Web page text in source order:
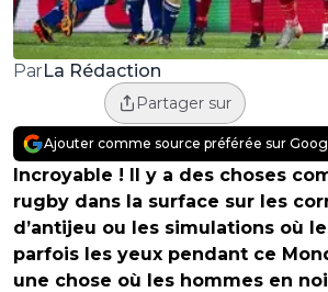
ParLa Rédaction
Partager sur
Ajouter comme source préférée sur
Incroyable ! Il y a des choses
rugby dans la surface sur les
d’antijeu ou les simulations où
parfois les yeux pendant ce
une chose où les hommes en